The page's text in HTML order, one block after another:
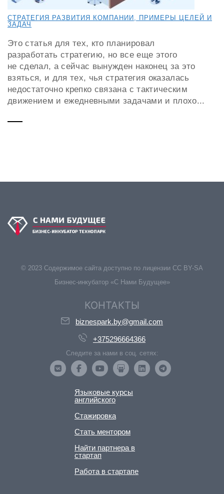
СТРАТЕГИЯ РАЗВИТИЯ КОМПАНИИ, ПРИМЕРЫ ЦЕЛЕЙ И
ЗАДАЧ
Это статья для тех, кто планировал
разработать стратегию, но все еще этого
не сделал, а сейчас вынужден наконец за это
взяться, и для тех, чья стратегия оказалась
недостаточно крепко связана с тактическим
движением и ежедневными задачами и плохо...
© 2023 Содержимое сайта доступно по лицензии CC BY-SA
Бизнес-инкубатор «С Нами Будущее»
КОНТАКТЫ
biznespark.by@gmail.com
+375296664366
Следите за нами в соц. сетях:
Языковые курсы
английского
Стажировка
Стать ментором
Найти партнера в
стартап
Работа в стартапе